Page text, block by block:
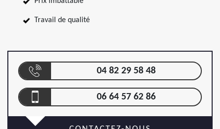
Travail de qualité
04 82 29 58 48
06 64 57 62 86